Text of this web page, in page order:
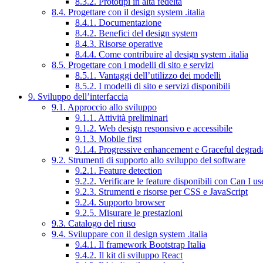
8.4. Progettare con il design system .italia
8.4.1. Documentazione
8.4.2. Benefici del design system
8.4.3. Risorse operative
8.4.4. Come contribuire al design system .italia
8.5. Progettare con i modelli di sito e servizi
8.5.1. Vantaggi dell’utilizzo dei modelli
8.5.2. I modelli di sito e servizi disponibili
9. Sviluppo dell’interfaccia
9.1. Approccio allo sviluppo
9.1.1. Attività preliminari
9.1.2. Web design responsivo e accessibile
9.1.3. Mobile first
9.1.4. Progressive enhancement e Graceful
9.2. Strumenti di supporto allo sviluppo del software
9.2.1. Feature detection
9.2.2. Verificare le feature disponibili con Can I
9.2.3. Strumenti e risorse per CSS e JavaScript
9.2.4. Supporto browser
9.2.5. Misurare le prestazioni
9.3. Catalogo del riuso
9.4. Sviluppare con il design system .italia
9.4.1. Il framework Bootstrap Italia
9.4.2. Il kit di sviluppo React